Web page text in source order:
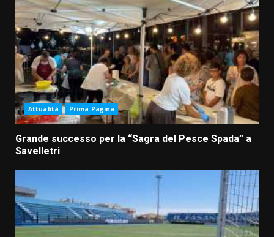
Attualità Prima Pagina
Grande successo per la “Sagra del Pesce Spada” a
Savelletri